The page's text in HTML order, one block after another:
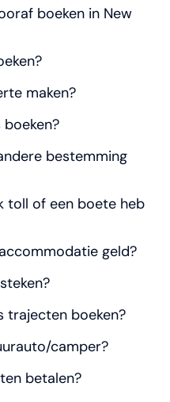
boeken in New
maken?
boeken?
bestemming
toll of een boete heb
geld?
trajecten boeken?
camper?
betalen?